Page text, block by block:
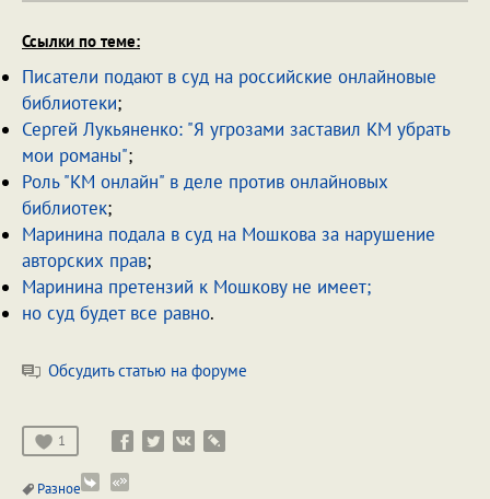
Ссылки по теме:
Писатели подают в суд на российские онлайновые
библиотеки;
Сергей Лукьяненко: "Я угрозами заставил КМ убрать
мои романы";
Роль "КМ онлайн" в деле против онлайновых
библиотек;
Маринина подала в суд на Мошкова за нарушение
авторских прав;
Маринина претензий к Мошкову не имеет;
но суд будет все равно.
Обсудить статью на форуме
1
Разное